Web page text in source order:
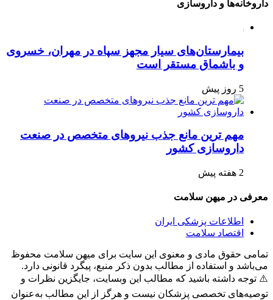
داروخانه‌ها و داروسازی
بیمارستان‌های سیار مجهز سپاه در مهران، خسروی
و باشماق مستقر است
5 روز پیش
مهم ترین مانع جذب نیروهای متخصص در صنعت
داروسازی کشور
2 هفته پیش
معرفی در میهن سلامت
اطلاعات پزشکی ایران
اقتصاد سلامت
تمامی حقوق مادی و معنوی این سایت برای میهن سلامت محفوظ
می‌باشد و استفاده از مطالب بدون ذکر منبع، پیگرد قانونی دارد.
⚠️ توجه داشته باشید که مطالب این وبسایت، جایگزین نظرات و
توصیه‌های تخصصی پزشکان نیست و هرگز از این مطالب به‌عنوان